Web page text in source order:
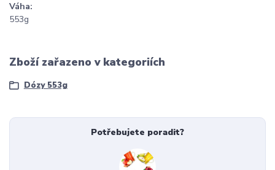
Váha:
553g
Zboží zařazeno v kategoriích
Dózy 553g
Potřebujete poradit?